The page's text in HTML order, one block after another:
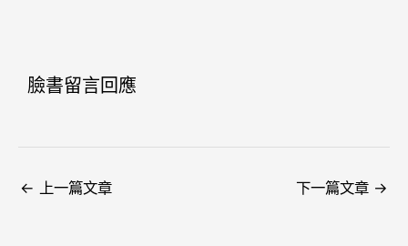
臉書留言回應
← 上一篇文章 下一篇文章 →